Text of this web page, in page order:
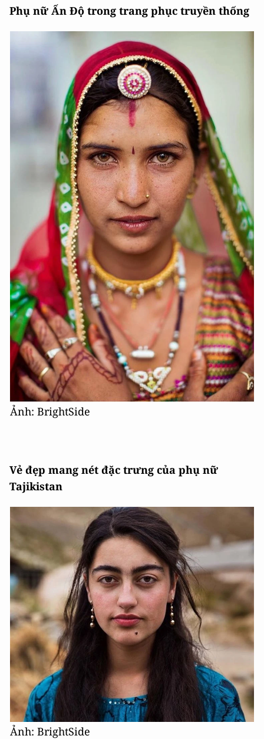
Phụ nữ Ấn Độ trong trang phục truyền thống
Ảnh: BrightSide
Vẻ đẹp mang nét đặc trưng của phụ nữ
Tajikistan
Ảnh: BrightSide